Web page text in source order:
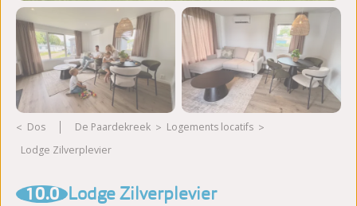
Dos De Paardekreek
logements locatifs
Lodge Zilverplevier
10.0 Lodge Zilverplevier